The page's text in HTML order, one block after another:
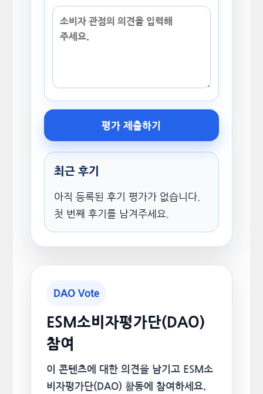
평가 제출하기
최근 후기
아직 등록된 후기 평가가 없습니다.
첫 번째 후기를 남겨주세요.
DAO Vote
ESM소비자평가단(DAO)
참여
이 콘텐츠에 대한 의견을 남기고 ESM소
비자평가단(DAO) 활동에 참여하세요.